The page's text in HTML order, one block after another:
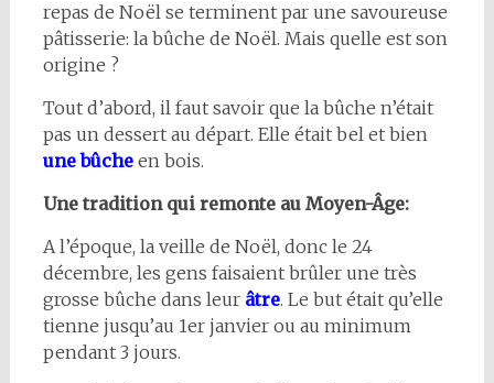
repas de Noël se terminent par une savoureuse
pâtisserie: la bûche de Noël. Mais quelle est son
origine ?
Tout d’abord, il faut savoir que la bûche n’était
pas un dessert au départ. Elle était bel et bien
une bûcheen bois.
Une tradition qui remonte au Moyen-Âge:
A l’époque, la veille de Noël, donc le 24
décembre, les gens faisaient brûler une très
grosse bûche dans leur âtre. Le but était qu’elle
tienne jusqu’au 1er janvier ou au minimum
pendant 3 jours.